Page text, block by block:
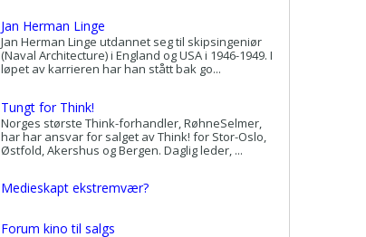
Jan Herman Linge
Jan Herman Linge utdannet seg til skipsingeniør
(Naval Architecture) i England og USA i 1946-1949. I
løpet av karrieren har han stått bak go...
Tungt for Think!
Norges største Think-forhandler, RøhneSelmer,
har har ansvar for salget av Think! for Stor-Oslo,
Østfold, Akershus og Bergen. Daglig leder, ...
Medieskapt ekstremvær?
Forum kino til salgs